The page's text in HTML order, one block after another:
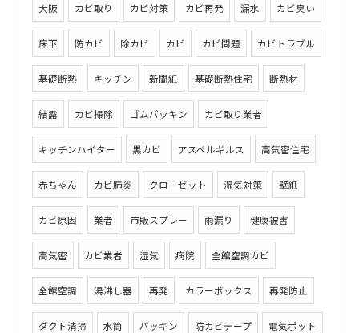
大阪 カビ取り カビ対策 カビ再発 漏水 カビ臭い
床下 防カビ 除カビ カビ カビ問題 カビトラブル
基礎断熱 キッチン 新聞紙 基礎断熱住宅 断熱材
結露 カビ掃除 ゴムパッキン カビ取り業者
キッチンハイター 黒カビ アスペルギルス 高気密住宅
赤ちゃん カビ肺炎 クローゼット 湿気対策 壁紙
カビ原因 業者 市販スプレー 雨漏り 健康被害
高気密 カビ業者 湿気 病院 全館空調カビ
全館空調 湯沸し器 再発 カラーボックス 再発防止
ダクト清掃 水筒 パッキン 防カビテープ 電気ポット